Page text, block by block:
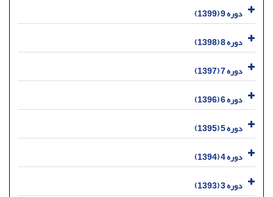
دوره 9 (1399)
دوره 8 (1398)
دوره 7 (1397)
دوره 6 (1396)
دوره 5 (1395)
دوره 4 (1394)
دوره 3 (1393)